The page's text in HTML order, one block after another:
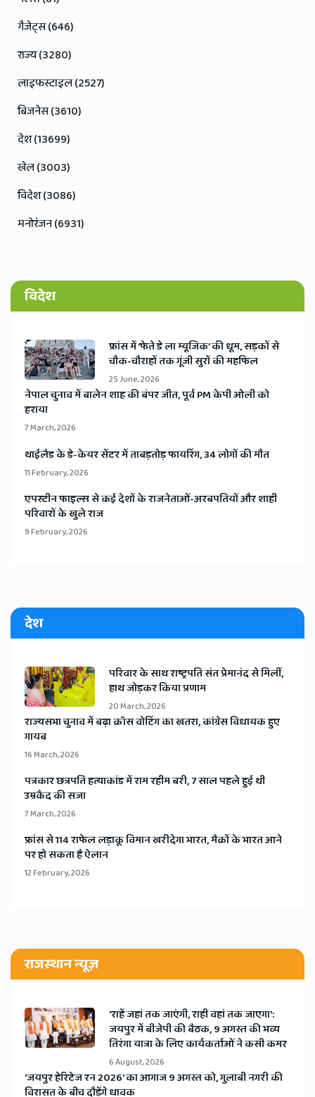
गैजेट्स (646)
राज्य (3280)
लाइफस्टाइल (2527)
बिजनेस (3610)
देश (13699)
खेल (3003)
विदेश (3086)
मनोरंजन (6931)
विदेश
​फ्रांस में ‘फेते डे ला म्यूजिक’ की धूम, सड़कों से
चौक-चौराहों तक गूंजी सुरों की महफिल
25 June, 2026
​नेपाल चुनाव में बालेन शाह की बंपर जीत, पूर्व PM केपी ओली को
हराया
7 March, 2026
​थाईलैड के डे-केयर सेंटर में ताबड़तोड़ फायरिंग, 34 लोगों की मौत
11 February, 2026
​एपस्टीन फाइल्स से कई देशों के राजनेताओं-अरबपतियों और शाही
परिवारों के खुले राज
9 February, 2026
देश
​परिवार के साथ राष्ट्रपति संत प्रेमानंद से मिलीं,
हाथ जोड़कर किया प्रणाम
20 March, 2026
​राज्यसभा चुनाव में बढ़ा क्रॉस वोटिंग का खतरा, कांग्रेस विधायक हुए
गायब
16 March, 2026
​पत्रकार छत्रपति हत्याकांड में राम रहीम बरी, 7 साल पहले हुई थी
उम्रकैद की सजा
7 March, 2026
​फ्रांस से 114 राफेल लड़ाकू विमान खरीदेगा भारत, मैक्रों के भारत आने
पर हो सकता है ऐलान
12 February, 2026
राजस्थान न्यूज़
'राहें जहां तक जाएंगी, राही वहां तक जाएगा':
जयपुर में बीजेपी की बैठक, 9 अगस्त की भव्य
तिरंगा यात्रा के लिए कार्यकर्ताओं ने कसी कमर
6 August, 2026
​'जयपुर हेरिटेज रन 2026' का आगाज 9 अगस्त को, गुलाबी नगरी की
विरासत के बीच दौड़ेंगे धावक